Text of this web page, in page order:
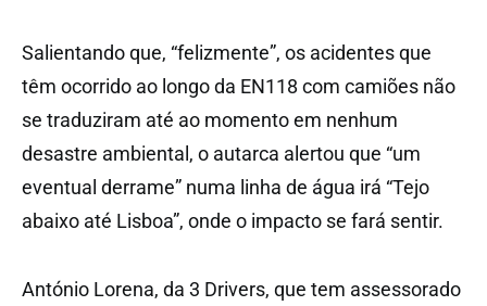
Salientando que, “felizmente”, os acidentes que
têm ocorrido ao longo da EN118 com camiões não
se traduziram até ao momento em nenhum
desastre ambiental, o autarca alertou que “um
eventual derrame” numa linha de água irá “Tejo
abaixo até Lisboa”, onde o impacto se fará sentir.
António Lorena, da 3 Drivers, que tem assessorado